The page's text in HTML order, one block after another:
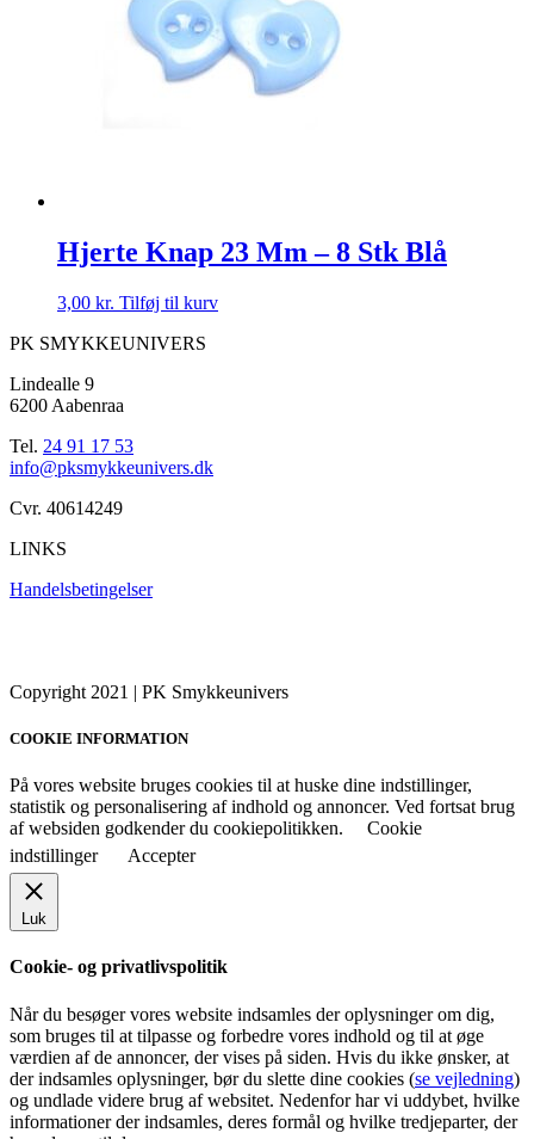
Hjerte Knap 23 Mm – 8 Stk Blå
3,00 kr. Tilføj til kurv
PK SMYKKEUNIVERS
Lindealle 9
6200 Aabenraa
Tel. 24 91 17 53
info@pksmykkeunivers.dk
Cvr. 40614249
LINKS
Handelsbetingelser
Copyright 2021 | PK Smykkeunivers
COOKIE INFORMATION
På vores website bruges cookies til at huske dine indstillinger,
statistik og personalisering af indhold og annoncer. Ved fortsat brug
af websiden godkender du cookiepolitikken.
Cookie
indstillinger
Accepter
Luk
Cookie- og privatlivspolitik
Når du besøger vores website indsamles der oplysninger om dig,
som bruges til at tilpasse og forbedre vores indhold og til at øge
værdien af de annoncer, der vises på siden. Hvis du ikke ønsker, at
der indsamles oplysninger, bør du slette dine cookies (se vejledning)
og undlade videre brug af websitet. Nedenfor har vi uddybet, hvilke
informationer der indsamles, deres formål og hvilke tredjeparter, der